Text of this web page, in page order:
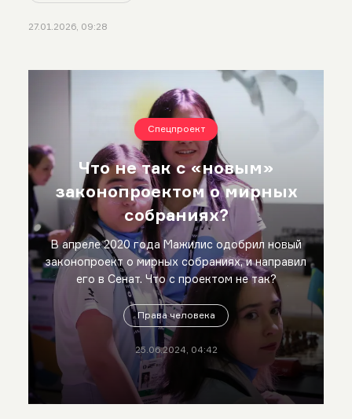
27.01.2026, 09:28
Спецпроект
Что не так с «‎новым»
законопроектом о мирных
собраниях?
В апреле 2020 года Мажилис одобрил новый
законопроект о мирных собраниях, и направил
его в Сенат. Что с проектом не так?
Права человека
25.06.2024, 04:42